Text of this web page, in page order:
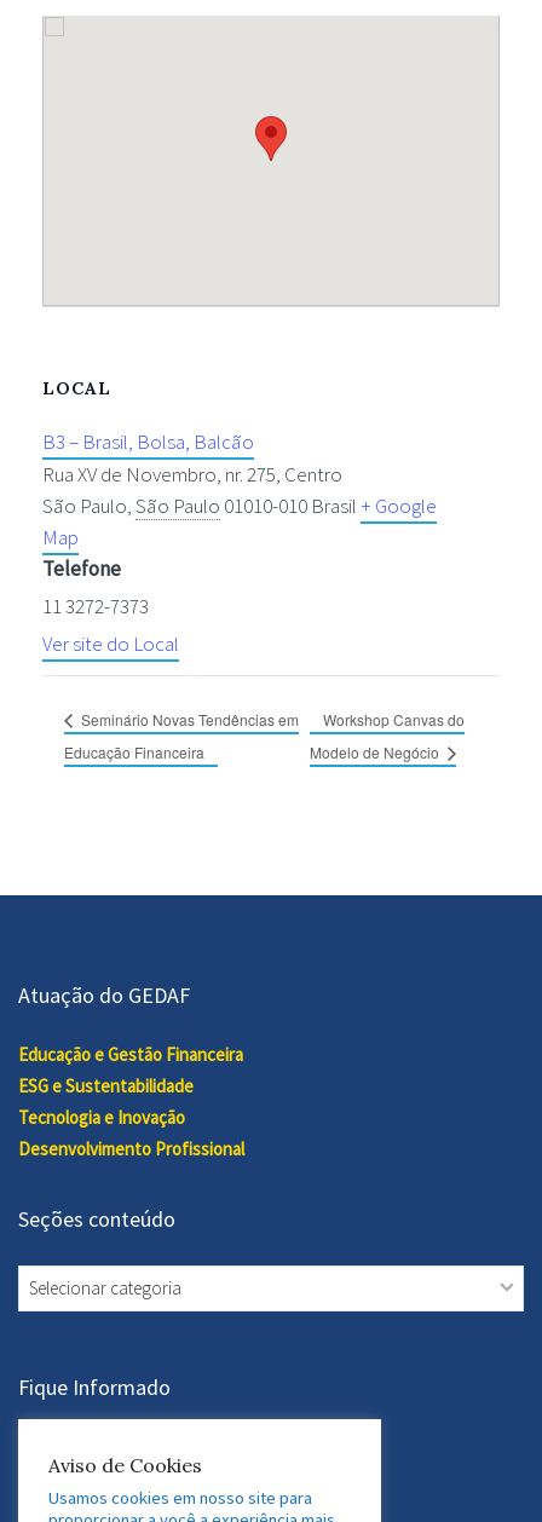
LOCAL
B3 – Brasil, Bolsa, Balcão
Rua XV de Novembro, nr. 275, Centro
São Paulo,São Paulo 01010-010 Brasil + Google
Map
Telefone
11 3272-7373
Ver site do Local
Seminário Novas Tendências em
Educação Financeira
Workshop Canvas do
Modelo de Negócio
Atuação do GEDAF
Educação e Gestão Financeira
ESG e Sustentabilidade
Tecnologia e Inovação
Desenvolvimento Profissional
Seções conteúdo
Seções
conteúdo
Fique Informado
Assine a Newsletter
Aviso de Cookies
Usamos cookies em nosso site para